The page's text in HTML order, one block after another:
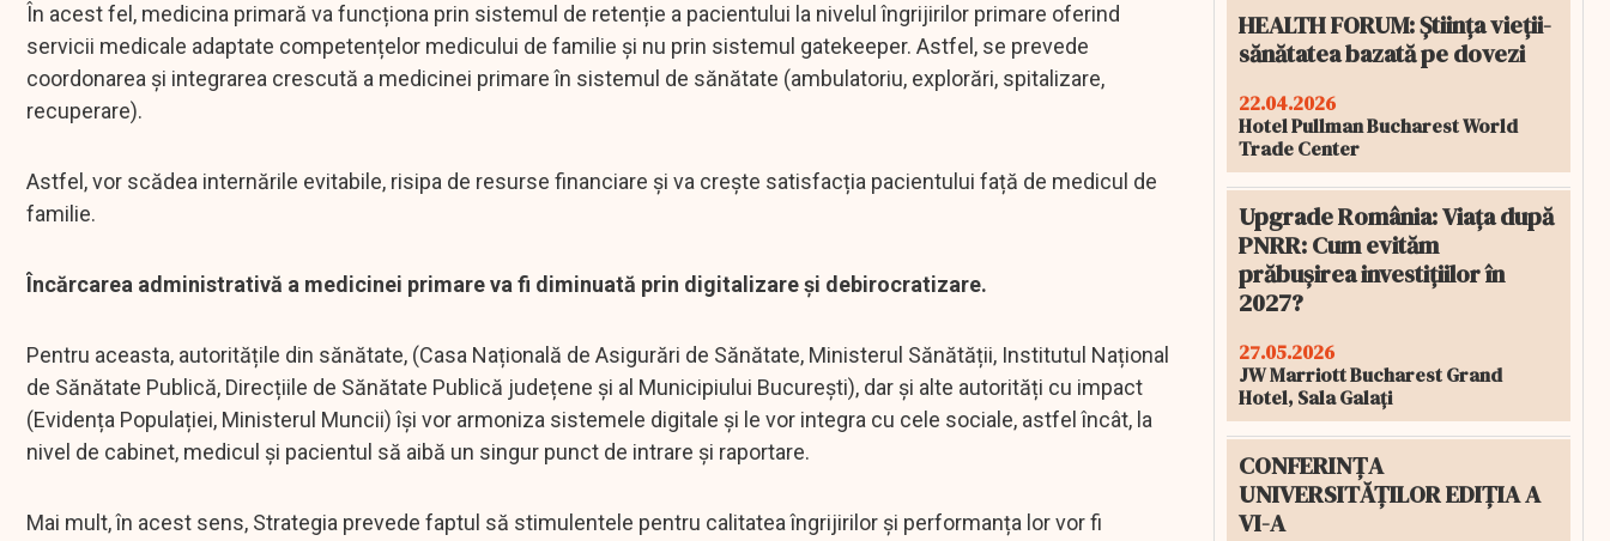
În acest fel, medicina primară va funcționa prin sistemul de retenție a pacientului la nivelul îngrijirilor primare oferind
servicii medicale adaptate competențelor medicului de familie și nu prin sistemul gatekeeper. Astfel, se prevede
coordonarea și integrarea crescută a medicinei primare în sistemul de sănătate (ambulatoriu, explorări, spitalizare,
recuperare).
Astfel, vor scădea internările evitabile, risipa de resurse financiare și va crește satisfacția pacientului față de medicul de
familie.
Încărcarea administrativă a medicinei primare va fi diminuată prin digitalizare și debirocratizare.
Pentru aceasta, autoritățile din sănătate, (Casa Națională de Asigurări de Sănătate, Ministerul Sănătății, Institutul Național
de Sănătate Publică, Direcțiile de Sănătate Publică județene și al Municipiului București), dar și alte autorități cu impact
(Evidența Populației, Ministerul Muncii) își vor armoniza sistemele digitale și le vor integra cu cele sociale, astfel încât, la
nivel de cabinet, medicul și pacientul să aibă un singur punct de intrare și raportare.
Mai mult, în acest sens, Strategia prevede faptul să stimulentele pentru calitatea îngrijirilor și performanța lor vor fi
HEALTH FORUM: Știința vieții-
sănătatea bazată pe dovezi
22.04.2026
Hotel Pullman Bucharest World
Trade Center
Upgrade România: Viața după
PNRR: Cum evităm
prăbușirea investițiilor în
2027?
27.05.2026
JW Marriott Bucharest Grand
Hotel, Sala Galați
CONFERINȚA
UNIVERSITĂȚILOR EDIȚIA A
VI-A